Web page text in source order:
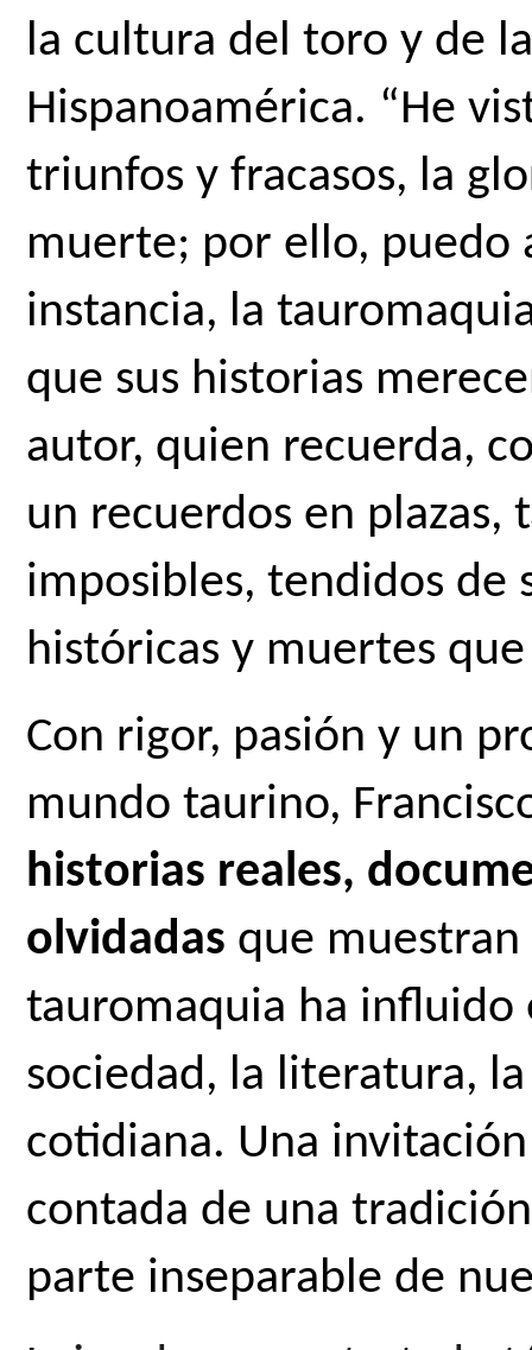
la cultura del toro y de
Hispanoamérica. “He
triunfos y fracasos, la
muerte; por ello, puedo
instancia, la
que sus historias
autor, quien recuerda,
un recuerdos en plazas,
imposibles, tendidos de
históricas y muertes
Con rigor, pasión y un
mundo taurino,
historias reales,
olvidadas que
tauromaquia ha influido
sociedad, la literatura,
cotidiana. Una
contada de una
parte inseparable de